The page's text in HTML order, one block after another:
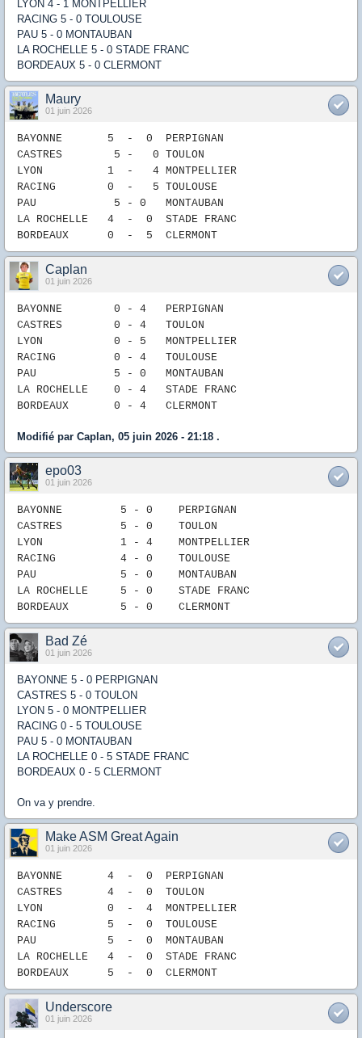
LYON 4 - 1 MONTPELLIER
RACING 5 - 0 TOULOUSE
PAU 5 - 0 MONTAUBAN
LA ROCHELLE 5 - 0 STADE FRANC
BORDEAUX 5 - 0 CLERMONT
Maury
01 juin 2026
BAYONNE 5 - 0 PERPIGNAN
CASTRES 5
- 0 TOULON
LYON 1
- 4 MONTPELLIER
RACING 0
- 5 TOULOUSE
PAU
5 - 0 MONTAUBAN
LA ROCHELLE 4 - 0
STADE FRANC
BORDEAUX 0 - 5 CLERMONT
Caplan
01 juin 2026
BAYONNE 0 - 4 PERPIGNAN
CASTRES 0
- 4 TOULON
LYON 0
- 5
MONTPELLIER
RACING 0
- 4
TOULOUSE
PAU
5 - 0 MONTAUBAN
LA ROCHELLE 0 - 4
STADE FRANC
BORDEAUX 0 - 4 CLERMONT
Modifié par Caplan, 05 juin 2026 - 21:18 .
epo03
01 juin 2026
BAYONNE 5 - 0 PERPIGNAN
CASTRES 5
- 0
TOULON
LYON 1
- 4
MONTPELLIER
RACING 4
- 0
TOULOUSE
PAU
5 - 0
MONTAUBAN
LA ROCHELLE 5 - 0
STADE FRANC
BORDEAUX 5 - 0 CLERMONT
Bad Zé
01 juin 2026
BAYONNE 5 - 0 PERPIGNAN
CASTRES 5 - 0 TOULON
LYON 5 - 0 MONTPELLIER
RACING 0 - 5 TOULOUSE
PAU 5 - 0 MONTAUBAN
LA ROCHELLE 0 - 5 STADE FRANC
BORDEAUX 0 - 5 CLERMONT
On va y prendre.
Make ASM Great Again
01 juin 2026
BAYONNE 4 - 0 PERPIGNAN
CASTRES 4
- 0 TOULON
LYON 0
- 4 MONTPELLIER
RACING 5
- 0 TOULOUSE
PAU
5 - 0 MONTAUBAN
LA ROCHELLE 4 - 0
STADE FRANC
BORDEAUX 5 - 0 CLERMONT
Underscore
01 juin 2026